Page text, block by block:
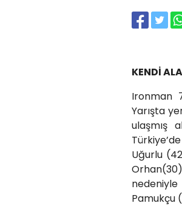
KENDİ
Ironman
Yarışta
ulaşmış
Uğurlu
Pamukçu